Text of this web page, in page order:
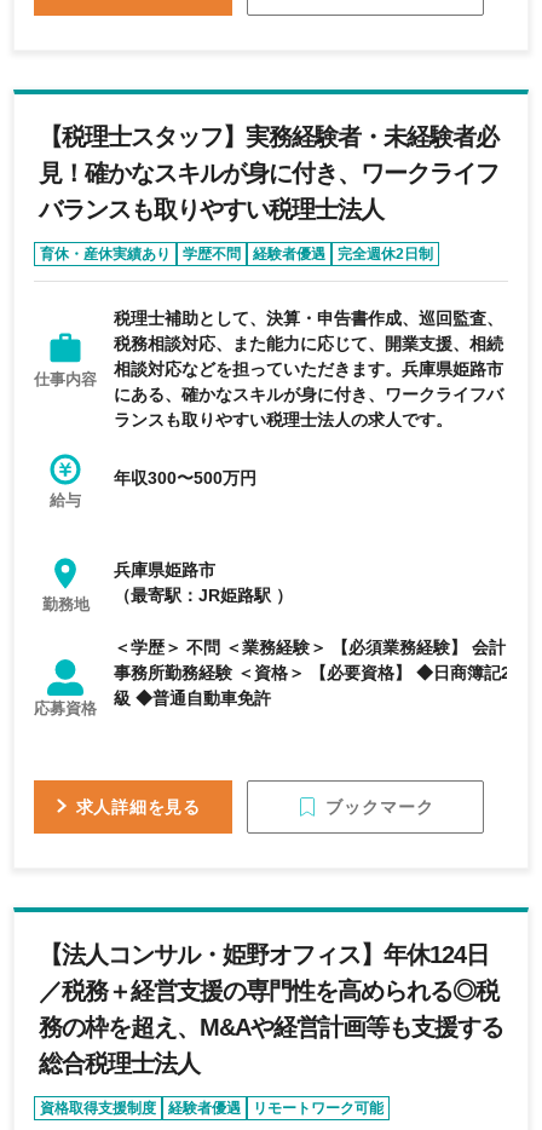
【税理士スタッフ】実務経験者・未経験者必
見！確かなスキルが身に付き、ワークライフ
バランスも取りやすい税理士法人
育休・産休実績あり 学歴不問 経験者優遇
完全週休2日制
エージェントおすすめ求人
仕事内容
税理士補助として、決算・申告書作成、巡回監査、
税務相談対応、また能力に応じて、開業支援、相続
相談対応などを担っていただきます。兵庫県姫路市
にある、確かなスキルが身に付き、ワークライフバ
ランスも取りやすい税理士法人の求人です。
給与
年収300〜500万円
勤務地
兵庫県姫路市
（最寄駅：JR姫路駅 ）
応募資格
＜学歴＞ 不問 ＜業務経験＞ 【必須業務経験】 会計
事務所勤務経験 ＜資格＞ 【必要資格】 ◆日商簿記2
級 ◆普通自動車免許
求人詳細を見る ブックマーク
【法人コンサル・姫野オフィス】年休124日
／税務＋経営支援の専門性を高められる◎税
務の枠を超え、M&Aや経営計画等も支援する
総合税理士法人
資格取得支援制度 経験者優遇
リモートワーク可能